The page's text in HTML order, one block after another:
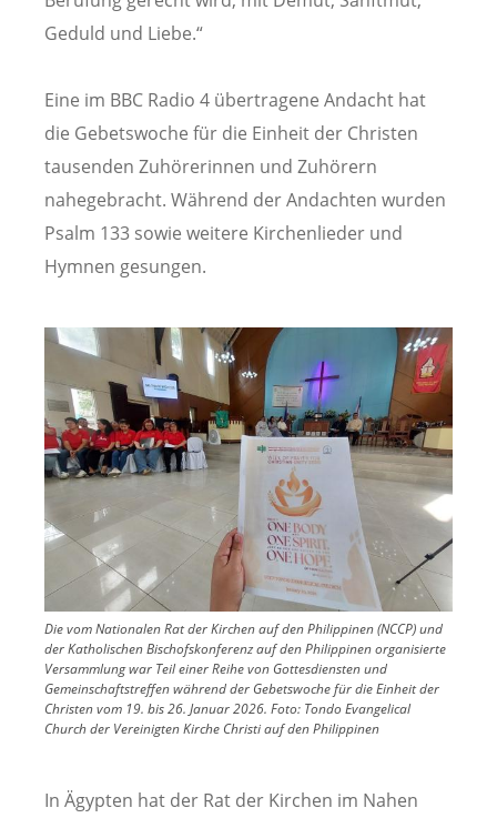
Geduld und Liebe.“
Eine im BBC Radio 4 übertragene Andacht hat
die Gebetswoche für die Einheit der Christen
tausenden Zuhörerinnen und Zuhörern
nahegebracht. Während der Andachten wurden
Psalm 133 sowie weitere Kirchenlieder und
Hymnen gesungen.
Image
Die vom Nationalen Rat der Kirchen auf den Philippinen (NCCP) und
der Katholischen Bischofskonferenz auf den Philippinen organisierte
Versammlung war Teil einer Reihe von Gottesdiensten und
Gemeinschaftstreffen während der Gebetswoche für die Einheit der
Christen vom 19. bis 26. Januar 2026. Foto: Tondo Evangelical
Church der Vereinigten Kirche Christi auf den Philippinen
In Ägypten hat der Rat der Kirchen im Nahen